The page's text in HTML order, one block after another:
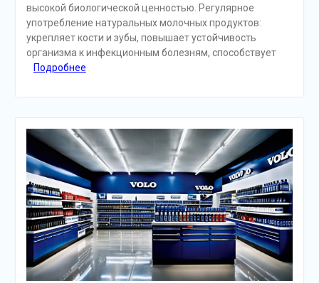
высокой биологической ценностью. Регулярное
употребление натуральных молочных продуктов:
укрепляет кости и зубы, повышает устойчивость
организма к инфекционным болезням, способствует
Подробнее